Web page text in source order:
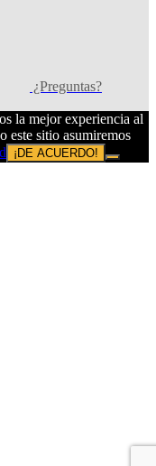
¿Preguntas?
la mejor experiencia al
este sitio asumiremos
¡DE ACUERDO!